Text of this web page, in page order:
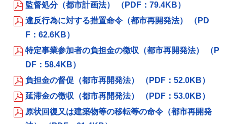
監督処分（都市計画法） （PDF：79.4KB）
違反行為に対する措置命令（都市再開発法） （PD
F：62.6KB）
特定事業参加者の負担金の徴収（都市再開発法） （P
DF：58.4KB）
負担金の督促（都市再開発法） （PDF：52.0KB）
延滞金の徴収（都市再開発法） （PDF：53.0KB）
原状回復又は建築物等の移転等の命令（都市再開発